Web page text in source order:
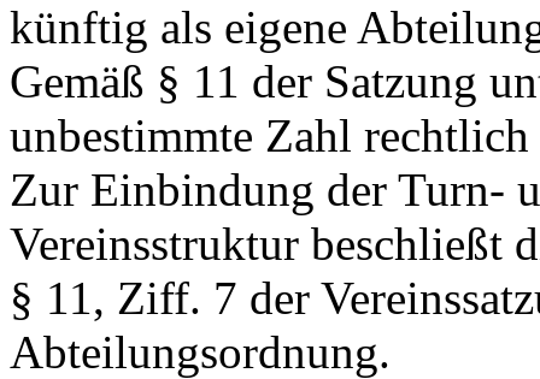
künftig als eigene
Gemäß § 11 der Satzung
unbestimmte Zahl
Zur Einbindung der Turn-
Vereinsstruktur beschließt
§ 11, Ziff. 7 der
Abteilungsordnung.